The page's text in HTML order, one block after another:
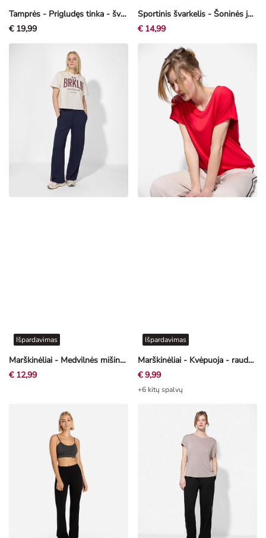
Tamprės - Prigludęs tinka - švelni balta
€ 19,99
Sportinis švarkelis - Šoninės juostos - tamsiai mėlyna
€ 14,99
Marškinėliai - Medvilnės mišinys - baltas
Išpardavimas
€ 12,99
Marškinėliai - Kvėpuoja - raudonas
Išpardavimas
€ 9,99
+6 kitų spalvų